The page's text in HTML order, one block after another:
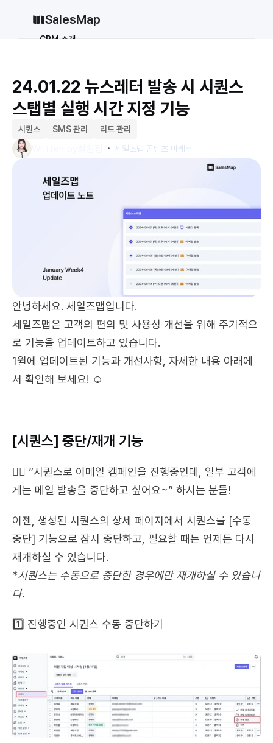
SalesMap
vs 세일즈포스 vs 허브스팟
vs 파이프드라이브 vs 먼데이닷컴
CRM 소개
솔루션
가격
24.01.22 뉴스레터 발송 시 시퀀스
스탭별 실행 시간 지정 기능
시퀀스 SMS 관리 리드 관리
・ 세일즈맵 콘텐츠 마케터
안녕하세요. 세일즈맵입니다.
세일즈맵은 고객의 편의 및 사용성 개선을 위해 주기적으
로 기능을 업데이트하고 있습니다.
1월에 업데이트된 기능과 개선사항, 자세한 내용 아래에
서 확인해 보세요! ☺️
[시퀀스] 중단/재개 기능
💁‍♀️ ”시퀀스로 이메일 캠페인을 진행중인데, 일부 고객에
게는 메일 발송을 중단하고 싶어요~” 하시는 분들!
이젠, 생성된 시퀀스의 상세 페이지에서 시퀀스를 [수동
중단] 기능으로 잠시 중단하고, 필요할 때는 언제든 다시
재개하실 수 있습니다.
*시퀀스는 수동으로 중단한 경우에만 재개하실 수 있습니
다.
1️⃣ 진행중인 시퀀스 수동 중단하기